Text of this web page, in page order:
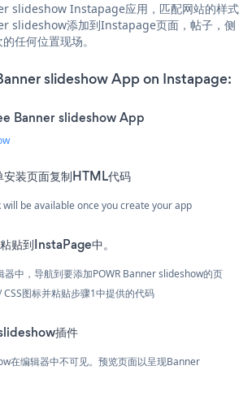
slideshow Instapage应用，匹配网站的样式
slideshow添加到Instapage页面，帖子，侧
任何位置现场。
slideshow App on Instapage:
Banner slideshow App
装页面复制HTML代码
will be available once you create your app
贴到InstaPage中。
器中，导航到要添加POWR Banner slideshow的页
图标并粘贴步骤1中提供的代码
插件
在编辑器中不可见。预览页面以呈现Banner